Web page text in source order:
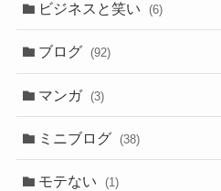
ビジネスと笑い (6)
ブログ (92)
マンガ (3)
ミニブログ (38)
モテない (1)